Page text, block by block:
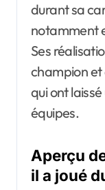
durant sa
notamment
Ses
champion
qui ont
équipes.
Aperçu
il a joué